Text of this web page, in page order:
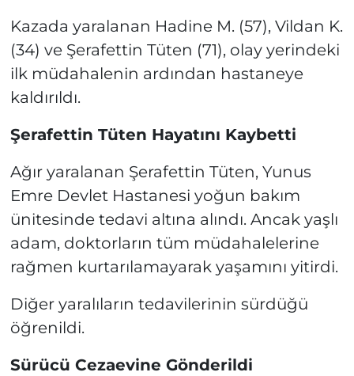
Kazada yaralanan Hadine M. (57), Vildan K.
(34) ve Şerafettin Tüten (71), olay yerindeki
ilk müdahalenin ardından hastaneye
kaldırıldı.
Şerafettin Tüten Hayatını Kaybetti
Ağır yaralanan Şerafettin Tüten, Yunus
Emre Devlet Hastanesi yoğun bakım
ünitesinde tedavi altına alındı. Ancak yaşlı
adam, doktorların tüm müdahalelerine
rağmen kurtarılamayarak yaşamını yitirdi.
Diğer yaralıların tedavilerinin sürdüğü
öğrenildi.
Sürücü Cezaevine Gönderildi